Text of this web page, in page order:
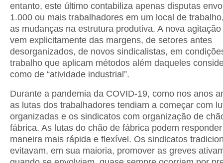
entanto, este último contabiliza apenas disputas
1.000 ou mais trabalhadores em um local de
as mudanças na estrutura produtiva. A nova
vem explicitamente das margens, de setores antes
desorganizados, de novos sindicalistas, em
trabalho que aplicam métodos além daqueles
como de “atividade industrial”.
Durante a pandemia da COVID-19, como nos anos
as lutas dos trabalhadores tendiam a começar com
organizadas e os sindicatos com organização de
fábrica. As lutas do chão de fábrica podem
maneira mais rápida e flexível. Os sindicatos
evitavam, em sua maioria, promover as greves